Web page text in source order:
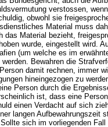
verstossen,
obwohl sie
Material muss
das Material bezieht,
wurde, eingestellt wird.
(um welche es im
Bewahren die
damit rechnen, immer
hineingezogen zu
Person durch die
ist, dass eine
einen Verdacht auf sich
langen Aufbewahrungszeit
sich im vorliegenden